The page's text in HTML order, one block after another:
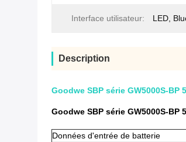
Interface utilisateur: LED,
Description
Goodwe SBP série GW5000S-
Goodwe SBP série GW5000S-
Données d'entrée de batterie